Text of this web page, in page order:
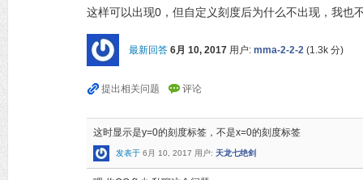
这样可以出现0，但自定义刻度后为什么不出现，我也
最新回答 6月 10, 2017 用户: mma-2-2-2 (1.3k 分)
这时显示是y=0的刻度标签，不是x=0的刻度标签
发表于 6月 10, 2017 用户: 天龙七绝剑